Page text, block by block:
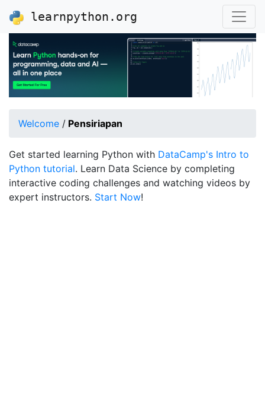
learnpython.org
Welcome / Pensiriapan
Get started learning Python with DataCamp's Intro to
Python tutorial. Learn Data Science by completing
interactive coding challenges and watching videos by
expert instructors. Start Now!